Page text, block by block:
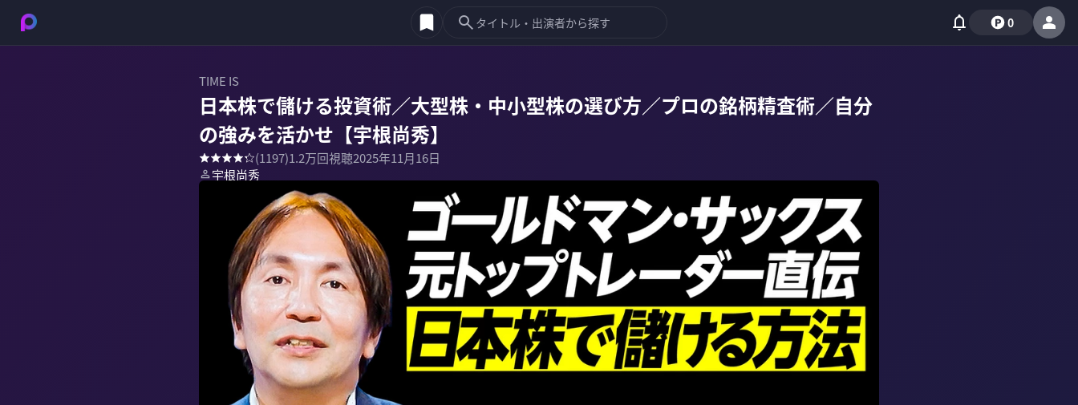
0
TIME IS
日本株で儲ける投資術／大型株・中小型株の選び方／プロの銘柄精査術／自分
の強みを活かせ【宇根尚秀】
(1197)1.2万回視聴2025年11月16日
宇根尚秀